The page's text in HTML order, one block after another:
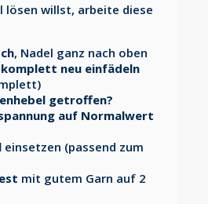
lösen willst, arbeite diese
, Nadel ganz nach oben
neu einfädeln
getroffen?
auf Normalwert
einsetzen (passend zum
mit gutem Garn auf 2